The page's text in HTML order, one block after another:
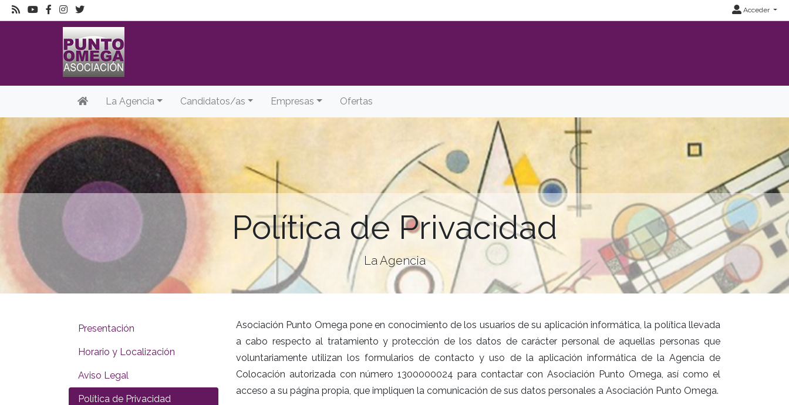
Acceder
La Agencia Candidatos/as Empresas Ofertas
Política de Privacidad
La Agencia
Presentación
Horario y Localización
Aviso Legal
Política de Privacidad
Asociación Punto Omega pone en conocimiento de los usuarios de su aplicación informática, la política llevada
a cabo respecto al tratamiento y protección de los datos de carácter personal de aquellas personas que
voluntariamente utilizan los formularios de contacto y uso de la aplicación informática de la Agencia de
Colocación autorizada con número 1300000024 para contactar con Asociación Punto Omega, así como el
acceso a su página propia, que impliquen la comunicación de sus datos personales a Asociación Punto Omega.